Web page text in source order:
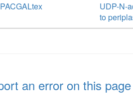
UDP-N-
to
an error on this page